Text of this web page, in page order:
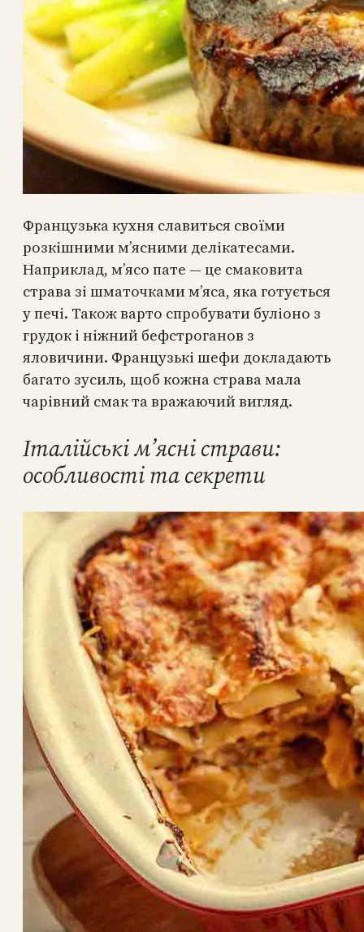
Французька кухня славиться своїми
розкішними м’ясними делікатесами.
Наприклад, м’ясо пате — це смаковита
страва зі шматочками м’яса, яка готується
у печі. Також варто спробувати буліоно з
грудок і ніжний бефстроганов з
яловичини. Французькі шефи докладають
багато зусиль, щоб кожна страва мала
чарівний смак та вражаючий вигляд.
Італійські м’ясні страви:
особливості та секрети